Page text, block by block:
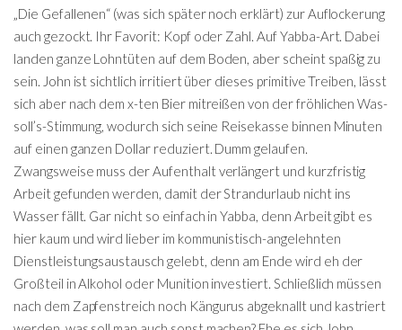
„Die Gefallenen“ (was sich später noch erklärt) zur Auflockerung
auch gezockt. Ihr Favorit: Kopf oder Zahl. Auf Yabba-Art. Dabei
landen ganze Lohntüten auf dem Boden, aber scheint spaßig zu
sein. John ist sichtlich irritiert über dieses primitive Treiben, lässt
sich aber nach dem x-ten Bier mitreißen von der fröhlichen Was-
soll’s-Stimmung, wodurch sich seine Reisekasse binnen Minuten
auf einen ganzen Dollar reduziert. Dumm gelaufen.
Zwangsweise muss der Aufenthalt verlängert und kurzfristig
Arbeit gefunden werden, damit der Strandurlaub nicht ins
Wasser fällt. Gar nicht so einfach in Yabba, denn Arbeit gibt es
hier kaum und wird lieber im kommunistisch-angelehnten
Dienstleistungsaustausch gelebt, denn am Ende wird eh der
Großteil in Alkohol oder Munition investiert. Schließlich müssen
nach dem Zapfenstreich noch Kängurus abgeknallt und kastriert